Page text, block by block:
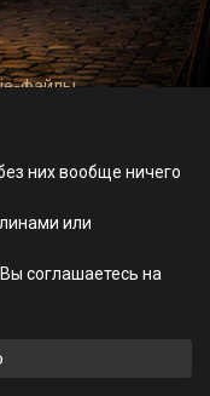
файлы
2026.
них вообще ничего
или
соглашаетесь на